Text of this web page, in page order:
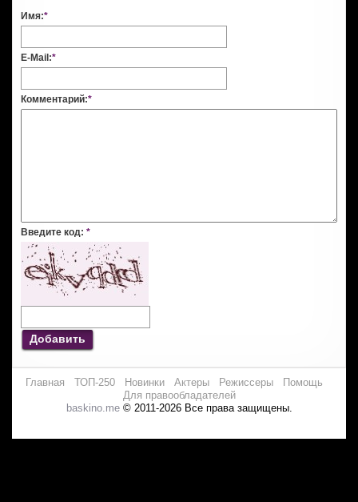
Имя:*
E-Mail:*
Комментарий:*
Введите код: *
Добавить
Главная ТОП-250 Новинки Актеры Режиссеры
Помощь
Для правообладателей
baskino.me© 2011-2026 Все права защищены.